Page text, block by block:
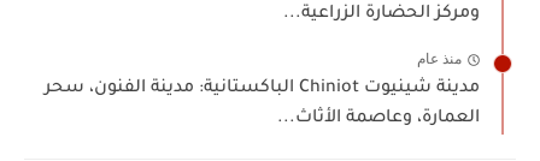
ومركز الحضارة الزراعية...
منذ عام
مدينة شينيوت Chiniot الباكستانية: مدينة الفنون، سحر
العمارة، وعاصمة الأثاث...